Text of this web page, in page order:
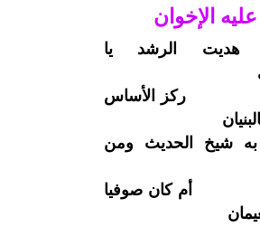
الإخوان
هديت الرشد يا
الأساس
به شيخ الحديث ومن
كان صوفيا